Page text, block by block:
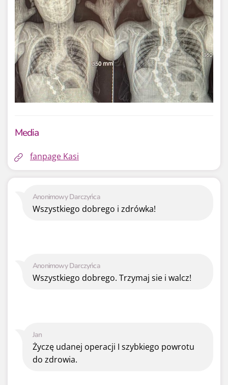
Media
fanpage Kasi
Jan
Życzę udanej operacji I szybkiego powrotu
do zdrowia.
Anonimowy Darczyńca
Wszystkiego dobrego. Trzymaj sie i walcz!
Anonimowy Darczyńca
Wszystkiego dobrego i zdrówka!